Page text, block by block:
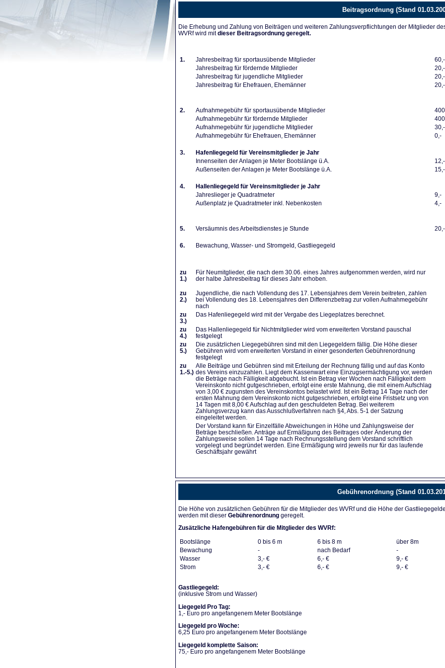
Beitragsordnung (Stand
Die Erhebung und Zahlung von Beiträgen und weiteren Zahlungsverpflichtungen der Mitglieder
WVRf wird mitdieser Beitragsordnung geregelt.
1. Jahresbeitrag für sportausübende Mitglieder
60,-
Jahresbeitrag für fördernde Mitglieder
20,-
Jahresbeitrag für jugendliche Mitglieder
20,-
Jahresbeitrag für Ehefrauen, Ehemänner
20,-
2. Aufnahmegebühr für sportausübende Mitglieder
Aufnahmegebühr für fördernde Mitglieder
Aufnahmegebühr für jugendliche Mitglieder
30,-
Aufnahmegebühr für Ehefrauen, Ehemänner
0,-
3.
Hafenliegegeld für Vereinsmitglieder je Jahr
Innenseiten der Anlagen je Meter Bootslänge ü.A.
12,-
Außenseiten der Anlagen je Meter Bootslänge ü.A.
15,-
4.
Hallenliegegeld für Vereinsmitglieder je Jahr
Jahreslieger je Quadratmeter
9,-
Außenplatz je Quadratmeter inkl. Nebenkosten
4,-
5. Versäumnis des Arbeitsdienstes je Stunde 20,-
6. Bewachung, Wasser- und Stromgeld, Gastliegegeld
zu
1.)
Für Neumitglieder, die nach dem 30.06. eines Jahres aufgenommen werden, wird nur
der halbe Jahresbeitrag für dieses Jahr erhoben.
zu
2.)
Jugendliche, die nach Vollendung des 17. Lebensjahres dem Verein beitreten, zahlen
bei Vollendung des 18. Lebensjahres den Differenzbetrag zur vollen Aufnahmegebühr
nach
zu
3.)
Das Hafenliegegeld wird mit der Vergabe des Liegeplatzes berechnet.
zu
4.)
Das Hallenliegegeld für Nichtmitglieder wird vom erweiterten Vorstand pauschal
festgelegt
zu
5.)
Die zusätzlichen Liegegebühren sind mit den Liegegeldern fällig. Die Höhe dieser
Gebühren wird vom erweiterten Vorstand in einer gesonderten Gebührenordnung
festgelegt
zu
1.-5.)
Alle Beiträge und Gebühren sind mit Erteilung der Rechnung fällig und auf das Konto
des Vereins einzuzahlen. Liegt dem Kassenwart eine Einzugsermächtigung vor, werden
die Beträge nach Fälligkeit abgebucht. Ist ein Betrag vier Wochen nach Fälligkeit dem
Vereinskonto nicht gutgeschrieben, erfolgt eine erste Mahnung, die mit einem Aufschlag
von 3,00 € zugunsten des Vereinskontos belastet wird. Ist ein Betrag 14 Tage nach der
ersten Mahnung dem Vereinskonto nicht gutgeschrieben, erfolgt eine Fristsetz ung von
14 Tagen mit 8,00 € Aufschlag auf den geschuldeten Betrag. Bei weiterem
Zahlungsverzug kann das Ausschlußverfahren nach §4, Abs. 5-1 der Satzung
eingeleitet werden.
Der Vorstand kann für Einzelfälle Abweichungen in Höhe und Zahlungsweise der
Beträge beschließen. Anträge auf Ermäßigung des Beitrages oder Änderung der
Zahlungsweise sollen 14 Tage nach Rechnungsstellung dem Vorstand schriftlich
vorgelegt und begründet werden. Eine Ermäßigung wird jeweils nur für das laufende
Geschäftsjahr gewährt
Gebührenordnung (Stand
Die Höhe von zusätzlichen Gebühren für die Mitglieder des WVRf und die Höhe der
werden mit dieser Gebührenordnung geregelt.
Zusätzliche Hafengebühren für die Mitglieder des WVRf:
Bootslänge
0 bis 6 m 6 bis 8 m
über 8m
Bewachung
- nach Bedarf
-
Wasser
3,- € 6,- €
9,- €
Strom
3,- € 6,- € 9,- €
Gastliegegeld:
(inklusive Strom und Wasser)
Liegegeld Pro Tag:
1,- Euro pro angefangenem Meter Bootslänge
Liegegeld pro Woche:
6,25 Euro pro angefangenem Meter Bootslänge
Liegegeld komplette Saison:
75,- Euro pro angefangenem Meter Bootslänge